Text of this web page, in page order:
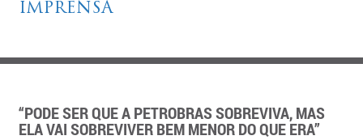
IMPRENSA
“PODE SER QUE A PETROBRAS SOBREVIVA, MAS
ELA VAI SOBREVIVER BEM MENOR DO QUE ERA”